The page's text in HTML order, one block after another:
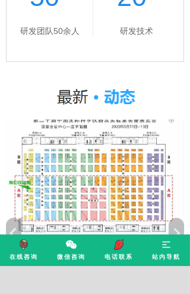
研发团队50余人 研发技术
康源泰博与您相约北京
2023/04/12
在线咨询 微信咨询 电话联系 站内导航